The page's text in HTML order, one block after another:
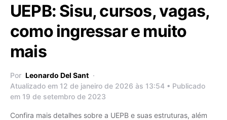
UEPB: Sisu, cursos, vagas,
como ingressar e muito
mais
Por Leonardo Del Sant
Atualizado em 12 de janeiro de 2026 às 13:54 • Publicado
em 19 de setembro de 2023
Confira mais detalhes sobre a UEPB e suas estruturas, além